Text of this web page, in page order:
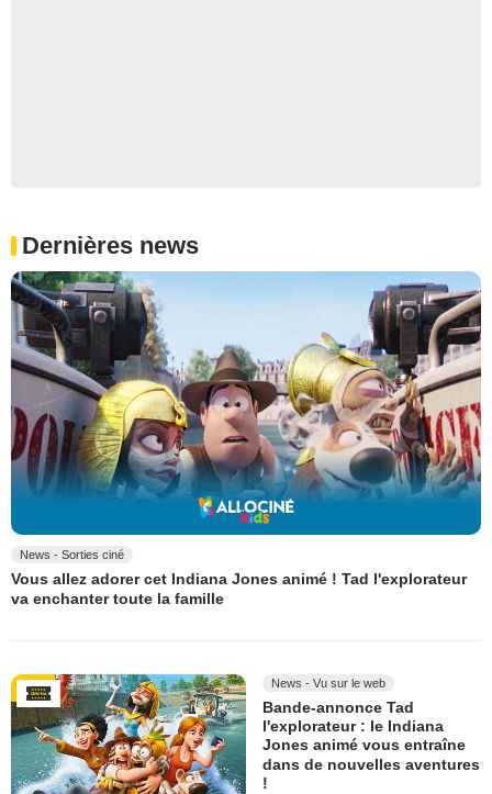
Dernières news
News - Sorties ciné
Vous allez adorer cet Indiana Jones animé ! Tad l'explorateur
va enchanter toute la famille
News - Vu sur le web
Bande-annonce Tad
l'explorateur : le Indiana
Jones animé vous entraîne
dans de nouvelles aventures
!